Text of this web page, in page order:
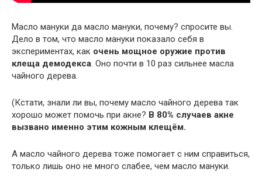
Масло мануки да масло мануки, почему? спросите вы.
Дело в том, что масло мануки показало себя в
экспериментах, как очень мощное оружие против
клеща демодекса. Оно почти в 10 раз сильнее масла
чайного дерева.
(Кстати, знали ли вы, почему масло чайного дерева так
хорошо может помочь при акне? В 80% случаев акне
вызвано именно этим кожным клещём.
А масло чайного дерева тоже помогает с ним справиться,
только лишь оно не много слабее, чем масло мануки.